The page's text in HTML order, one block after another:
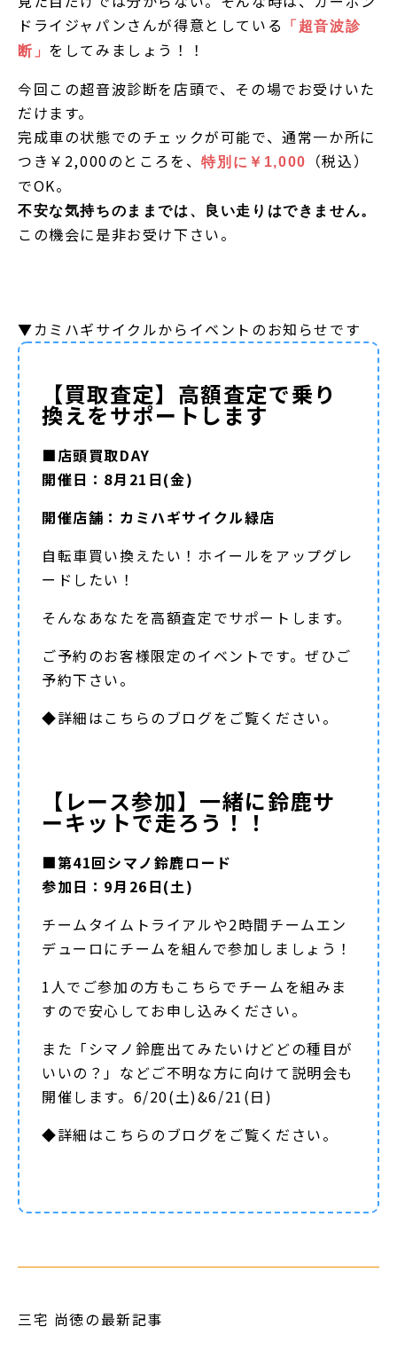
ドライジャパンさんが得意としている
「超音波診
断」 をしてみましょう！！
今回この超音波診断を店頭で、その場でお受けいた
だけます。
完成車の状態でのチェックが可能で、通常一か所に
つき￥2,000のところを、特別に￥1,000
（税込）
でOK。
不安な気持ちのままでは、良い走りはできません。
この機会に是非お受け下さい。
▼カミハギサイクルからイベントのお知らせです
【買取査定】高額査定で乗り
換えをサポートします
■店頭買取DAY
開催日：8月21日(金)
開催店舗：カミハギサイクル緑店
自転車買い換えたい！ホイールをアップグレ
ードしたい！
そんなあなたを高額査定でサポートします。
ご予約のお客様限定のイベントです。ぜひご
予約下さい。
◆詳細はこちらのブログをご覧ください。
【レース参加】一緒に鈴鹿サ
ーキットで走ろう！！
■第41回シマノ鈴鹿ロード
参加日：9月26日(土)
チームタイムトライアルや2時間チームエン
デューロにチームを組んで参加しましょう！
1人でご参加の方もこちらでチームを組みま
すので安心してお申し込みください。
また「シマノ鈴鹿出てみたいけどどの種目が
いいの？」などご不明な方に向けて説明会も
開催します。6/20(土)&6/21(日)
◆詳細はこちらのブログをご覧ください。
三宅 尚徳の最新記事